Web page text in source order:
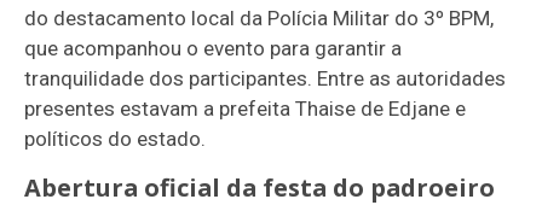
do destacamento local da Polícia Militar do 3º BPM,
que acompanhou o evento para garantir a
tranquilidade dos participantes. Entre as autoridades
presentes estavam a prefeita Thaise de Edjane e
políticos do estado.
Abertura oficial da festa do padroeiro